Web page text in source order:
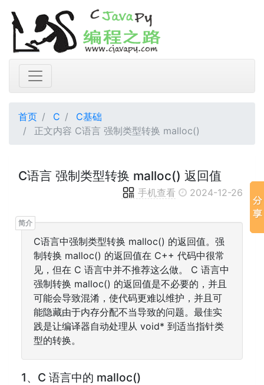
首页 C
C基础
正文内容 C语言 强制类型转换 malloc()
C语言 强制类型转换 malloc() 返回值
手机查看 2024-12-26
C语言中强制类型转换 malloc() 的返回值。强
制转换 malloc() 的返回值在 C++ 代码中很常
见，但在 C 语言中并不推荐这么做。 C 语言中
强制转换 malloc() 的返回值是不必要的，并且
可能会导致混淆，使代码更难以维护，并且可
能隐藏由于内存分配不当导致的问题。最佳实
践是让编译器自动处理从 void* 到适当指针类
型的转换。
1、C 语言中的 malloc()